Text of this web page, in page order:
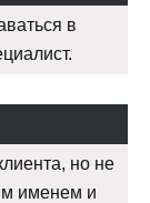
в
но не
именем и